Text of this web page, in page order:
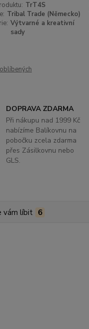
TrT4S
Tribal Trade (Německo)
Výtvarné a kreativní
sady
DOPRAVA ZDARMA
Při nákupu nad 1999 Kč
nabízíme Balíkovnu na
pobočku zcela zdarma
přes Zásilkovnu nebo
GLS.
vám líbit 6